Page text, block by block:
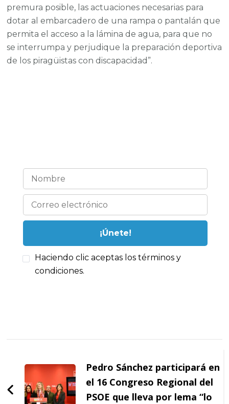
premura posible, las actuaciones necesarias para
dotar al embarcadero de una rampa o pantalán que
permita el acceso a la lámina de agua, para que no
se interrumpa y perjudique la preparación deportiva
de los piragüistas con discapacidad”.
Haciendo clic aceptas los términos y
condiciones.
de
entradas
Pedro Sánchez participará en
el 16 Congreso Regional del
PSOE que lleva por lema “lo